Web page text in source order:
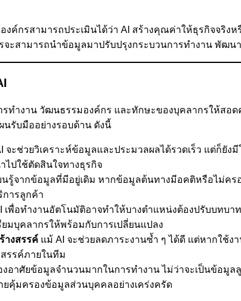
งค์กรสามารถประเมินได้ว่า AI สร้างคุณค่าให้ธุรกิจจ
จะสามารถนำข้อมูลมาปรับปรุงกระบวนการทำงาน พัฒ
รทำงาน วัฒนธรรมองค์กร และทักษะของบุคลากรให้ส
รับมืออย่างรอบด้าน ดังนี้
จะช่วยวิเคราะห์ข้อมูลและประมวลผลได้รวดเร็ว แต่ก็ยั
ไปใช้ตัดสินใจทางธุรกิจ
นรู้จากข้อมูลที่มีอยู่เดิม หากข้อมูลต้นทางมีอคติหรือไม่คร
การลูกค้า
เพื่อทำงานอัตโนมัติอาจทำให้บางตำแหน่งต้องปรับบทบ
มบุคลากรให้พร้อมกับการเปลี่ยนแปลง
างสรรค์ แม้ AI จะช่วยลดภาระงานซ้ำ ๆ ได้ดี แต่หากใช้
รรค์ภายในทีม
งอาศัยข้อมูลจำนวนมากในการทำงาน ไม่ว่าจะเป็นข้อ
คุ้มครองข้อมูลส่วนบุคคลอย่างเคร่งครัด